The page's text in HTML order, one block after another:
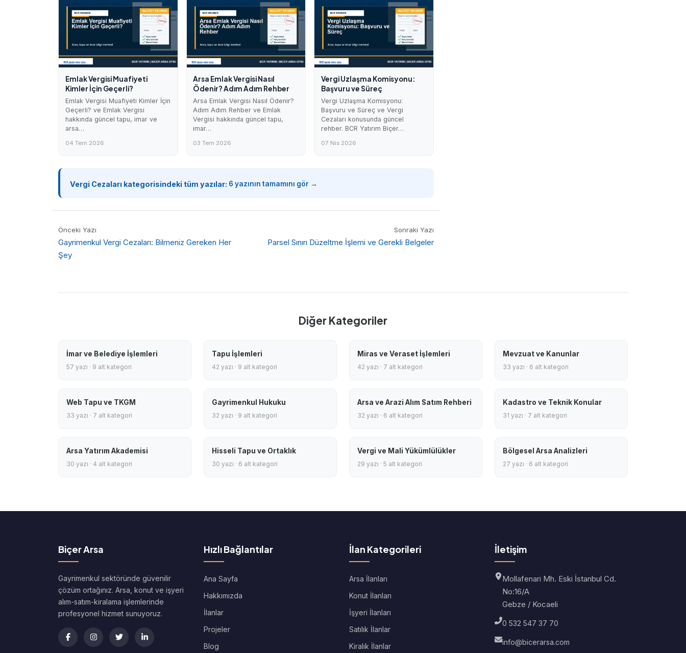
Emlak Vergisi Muafiyeti
Kimler İçin Geçerli?
Emlak Vergisi Muafiyeti Kimler İçin
Geçerli? ve Emlak Vergisi
hakkında güncel tapu, imar ve
arsa…
04 Tem 2026
Arsa Emlak Vergisi Nasıl
Ödenir? Adım Adım Rehber
Arsa Emlak Vergisi Nasıl Ödenir?
Adım Adım Rehber ve Emlak
Vergisi hakkında güncel tapu,
imar…
03 Tem 2026
Vergi Uzlaşma Komisyonu:
Başvuru ve Süreç
Vergi Uzlaşma Komisyonu:
Başvuru ve Süreç ve Vergi
Cezaları konusunda güncel
rehber. BCR Yatırım Biçer…
07 Nis 2026
Vergi Cezaları kategorisindeki tüm yazılar: 6 yazının tamamını gör →
Önceki Yazı
Gayrimenkul Vergi Cezaları: Bilmeniz Gereken Her
Şey
Sonraki Yazı
Parsel Sınırı Düzeltme İşlemi ve Gerekli Belgeler
Diğer Kategoriler
İmar ve Belediye İşlemleri
57 yazı · 9 alt kategori
Tapu İşlemleri
42 yazı · 9 alt kategori
Miras ve Veraset İşlemleri
42 yazı · 7 alt kategori
Mevzuat ve Kanunlar
33 yazı · 6 alt kategori
Web Tapu ve TKGM
33 yazı · 7 alt kategori
Gayrimenkul Hukuku
32 yazı · 9 alt kategori
Arsa ve Arazi Alım Satım Rehberi
32 yazı · 6 alt kategori
Kadastro ve Teknik Konular
31 yazı · 7 alt kategori
Arsa Yatırım Akademisi
30 yazı · 4 alt kategori
Hisseli Tapu ve Ortaklık
30 yazı · 6 alt kategori
Vergi ve Mali Yükümlülükler
29 yazı · 5 alt kategori
Bölgesel Arsa Analizleri
27 yazı · 6 alt kategori
Biçer Arsa
Gayrimenkul sektöründe güvenilir
çözüm ortağınız. Arsa, konut ve işyeri
alım-satım-kiralama işlemlerinde
profesyonel hizmet sunuyoruz.
Hızlı Bağlantılar
Ana Sayfa
Hakkımızda
İlanlar
Projeler
Blog
İlan Kategorileri
Arsa İlanları
Konut İlanları
İşyeri İlanları
Satılık İlanlar
Kiralık İlanlar
İletişim
Mollafenari Mh. Eski İstanbul Cd.
No:16/A
Gebze / Kocaeli
0 532 547 37 70
info@bicerarsa.com